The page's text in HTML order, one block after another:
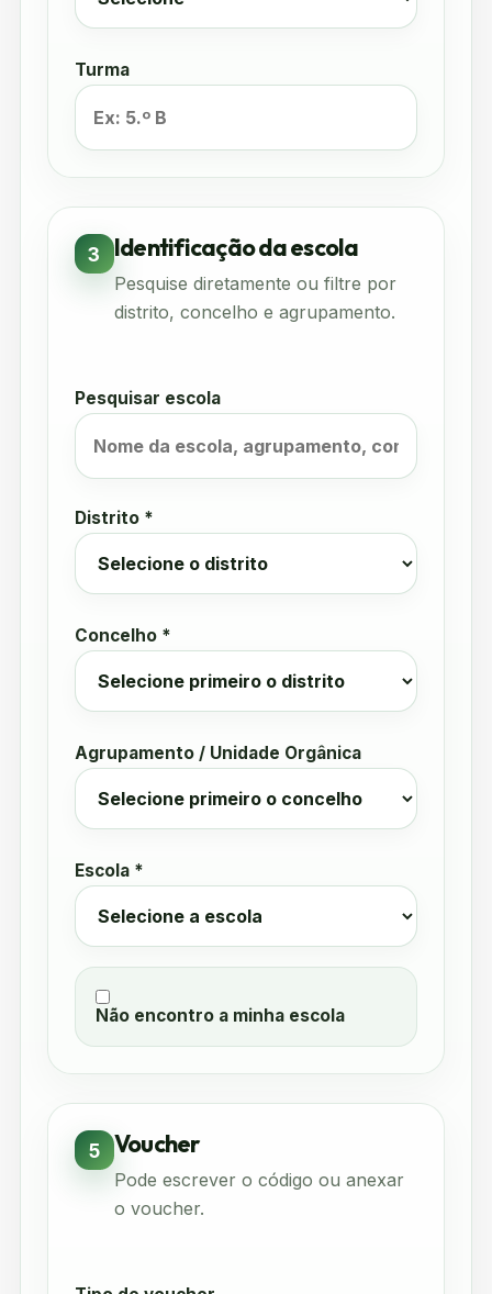
Turma
3 Identificação da escola
Pesquise diretamente ou filtre por
distrito, concelho e agrupamento.
Pesquisar escola
Distrito *
Concelho *
Agrupamento / Unidade Orgânica
Escola *
Não encontro a minha escola
5 Voucher
Pode escrever o código ou anexar
o voucher.